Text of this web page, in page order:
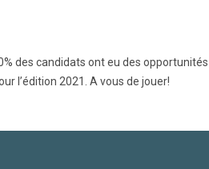
des candidats ont eu des
l’édition 2021. A vous de jouer!